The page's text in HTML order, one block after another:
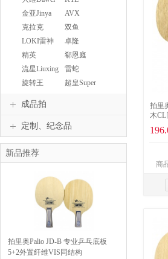
拍里
木CL
商
金亚Jinya
AVX
克拉克
Crack
双鱼
DOUBLEFISH
LOKI雷神
卓隆
精英
TTSHOP
郗恩庭
流星Liuxing
雷蛇
RAZER
旋转王
超皇Super
成品拍
定制、纪念品
新品推荐
拍里奥Palio JD-B 专业乒乓底板
5+2外置纤维VIS同结构